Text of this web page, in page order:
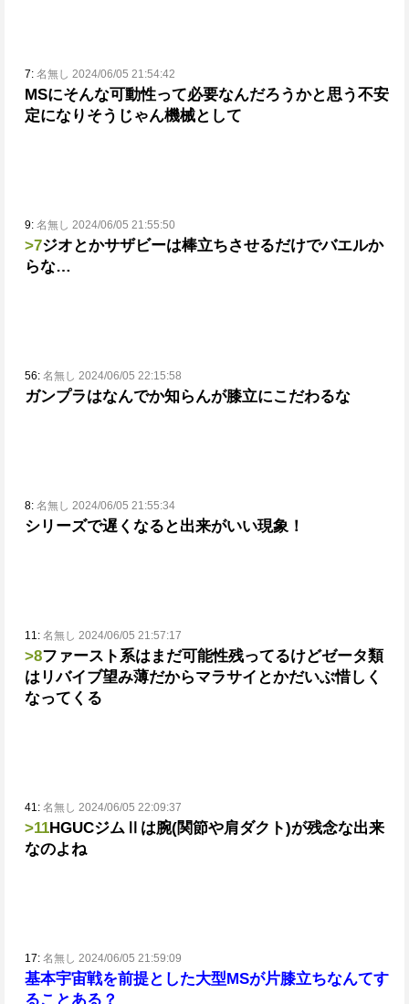
7: 名無し 2024/06/05 21:54:42
MSにそんな可動性って必要なんだろうかと思う不安
定になりそうじゃん機械として
9: 名無し 2024/06/05 21:55:50
>7ジオとかサザビーは棒立ちさせるだけでバエルか
らな…
56: 名無し 2024/06/05 22:15:58
ガンプラはなんでか知らんが膝立にこだわるな
8: 名無し 2024/06/05 21:55:34
シリーズで遅くなると出来がいい現象！
11: 名無し 2024/06/05 21:57:17
>8ファースト系はまだ可能性残ってるけどゼータ類
はリバイブ望み薄だからマラサイとかだいぶ惜しく
なってくる
41: 名無し 2024/06/05 22:09:37
>11HGUCジムⅡは腕(関節や肩ダクト)が残念な出来
なのよね
17: 名無し 2024/06/05 21:59:09
基本宇宙戦を前提とした大型MSが片膝立ちなんてす
ることある？